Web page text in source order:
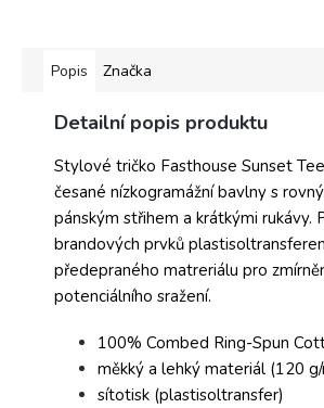
Popis Značka
Detailní popis produktu
Stylové tričko Fasthouse Sunset
česané nízkogramážní bavlny s
pánským střihem a krátkými rukávy.
brandových prvků
předepraného matreriálu pro
potenciálního sražení.
100% Combed Ring-Spun
měkký a lehký materiál (120
sítotisk (plastisoltransfer)